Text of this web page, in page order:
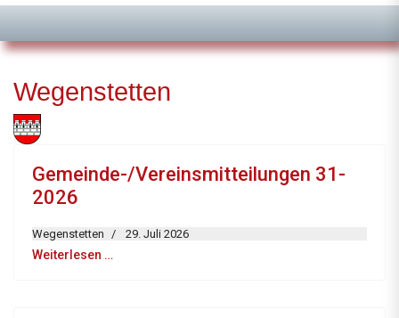
Wegenstetten
Gemeinde-/Vereinsmitteilungen 31-
2026
Wegenstetten 29. Juli 2026
Weiterlesen …